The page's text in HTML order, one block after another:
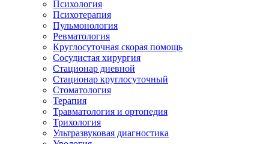
Психология
Психотерапия
Пульмонология
Ревматология
Круглосуточная скорая помощь
Сосудистая хирургия
Стационар дневной
Стационар круглосуточный
Стоматология
Терапия
Травматология и ортопедия
Трихология
Ультразвуковая диагностика